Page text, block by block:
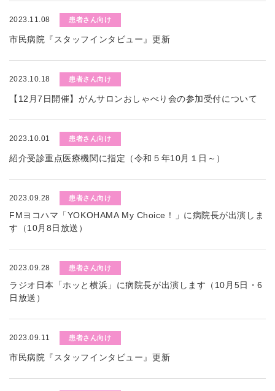
2023.11.08 患者さん向け
市民病院『スタッフインタビュー』更新
2023.10.18 患者さん向け
【12月7日開催】がんサロンおしゃべり会の参加受付について
2023.10.01 患者さん向け
紹介受診重点医療機関に指定（令和５年10月１日～）
2023.09.28 患者さん向け
FMヨコハマ「YOKOHAMA My Choice！」に病院長が出演しま
す（10月8日放送）
2023.09.28 患者さん向け
ラジオ日本「ホッと横浜」に病院長が出演します（10月5日・6
日放送）
2023.09.11 患者さん向け
市民病院『スタッフインタビュー』更新